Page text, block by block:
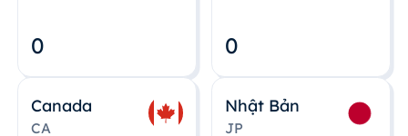
0 0
Canada
CA
Nhật Bản
JP